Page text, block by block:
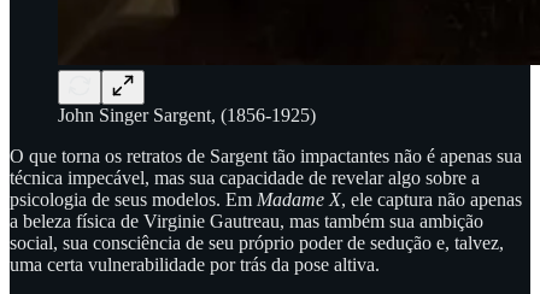
John Singer Sargent, (1856-1925)
O que torna os retratos de Sargent tão impactantes não é apenas sua
técnica impecável, mas sua capacidade de revelar algo sobre a
psicologia de seus modelos. Em Madame X, ele captura não apenas
a beleza física de Virginie Gautreau, mas também sua ambição
social, sua consciência de seu próprio poder de sedução e, talvez,
uma certa vulnerabilidade por trás da pose altiva.